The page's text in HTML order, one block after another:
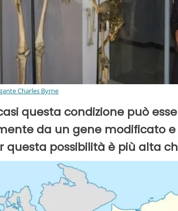
Charles Byrne
questa condizione può
da un gene modificato e
questa possibilità è più alta